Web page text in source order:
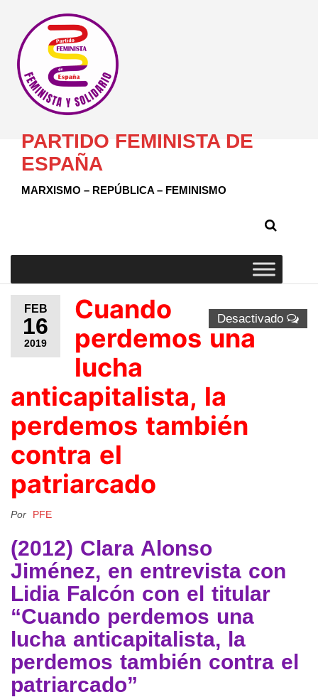
PARTIDO FEMINISTA DE
ESPAÑA
MARXISMO – REPÚBLICA – FEMINISMO
FEB
16
2019
Desactivado
Cuando
perdemos una
lucha
anticapitalista, la
perdemos también
contra el
patriarcado‬
Por PFE
(2012) Clara Alonso
Jiménez, ‪en entrevista con
Lidia Falcón con el titular
“Cuando perdemos una
lucha anticapitalista, la
perdemos también contra el
patriarcado”‬